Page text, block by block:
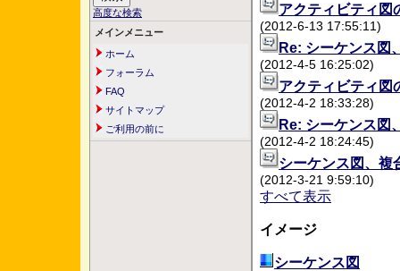
高度な検索
メインメニュー
ホーム
フォーラム
FAQ
サイトマップ
ご利用の前に
アクティビティ図
(2012-6-13 17:55:11)
Re: シーケンス図
(2012-4-5 16:25:02)
アクティビティ図
(2012-4-2 18:33:28)
Re: シーケンス図
(2012-4-2 18:24:45)
シーケンス図、複
(2012-3-21 9:59:10)
すべて表示
イメージ
シーケンス図